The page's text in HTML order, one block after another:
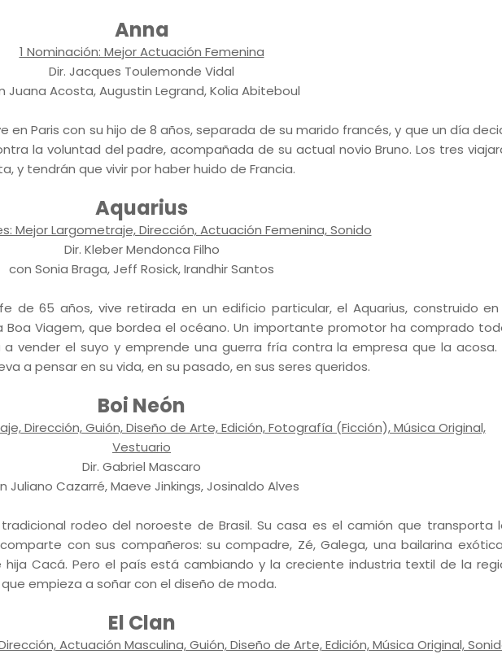
Anna
1 Nominación: Mejor Actuación Femenina
Dir. Jacques Toulemonde Vidal
Juana Acosta, Augustin Legrand, Kolia Abiteboul
en Paris con su hijo de 8 años, separada de su marido francés, y que un día
la voluntad del padre, acompañada de su actual novio Bruno. Los tres
y tendrán que vivir por haber huido de Francia.
Aquarius
Mejor Largometraje, Dirección, Actuación Femenina, Sonido
Dir. Kleber Mendonca Filho
con Sonia Braga, Jeff Rosick, Irandhir Santos
de 65 años, vive retirada en un edificio particular, el Aquarius, construido
Boa Viagem, que bordea el océano. Un importante promotor ha comprado
vender el suyo y emprende una guerra fría contra la empresa que la acosa.
a pensar en su vida, en su pasado, en sus seres queridos.
Boi Neón
Dirección, Guión, Diseño de Arte, Edición, Fotografía (Ficción), Música Original,
Vestuario
Dir. Gabriel Mascaro
Juliano Cazarré, Maeve Jinkings, Josinaldo Alves
rodeo del noroeste de Brasil. Su casa es el camión que transporta
con sus compañeros: su compadre, Zé, Galega, una bailarina
Cacá. Pero el país está cambiando y la creciente industria textil de la
empieza a soñar con el diseño de moda.
El Clan
Actuación Masculina, Guión, Diseño de Arte, Edición, Música Original,